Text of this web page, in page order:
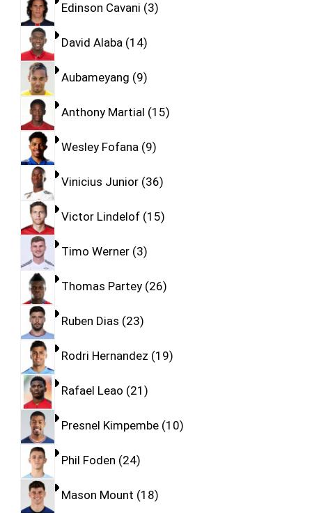
Edinson Cavani 3
David Alaba 14
Aubameyang 9
Anthony Martial 15
Wesley Fofana 9
Vinicius Junior 36
Victor Lindelof 15
Timo Werner 3
Thomas Partey 26
Ruben Dias 23
Rodri Hernandez 19
Rafael Leao 21
Presnel Kimpembe 10
Phil Foden 24
Mason Mount 18